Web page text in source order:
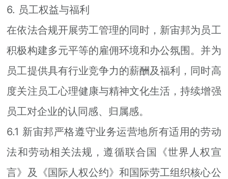
6. 员工权益与福利
在依法合规开展劳工管理的同时，新宙邦为员工
积极构建多元平等的雇佣环境和办公氛围。并为
员工提供具有行业竞争力的薪酬及福利，同时高
度关注员工心理健康与精神文化生活，持续增强
员工对企业的认同感、归属感。
6.1 新宙邦严格遵守业务运营地所有适用的劳动
法和劳动相关法规，遵循联合国《世界人权宣
言》及《国际人权公约》和国际劳工组织核心公